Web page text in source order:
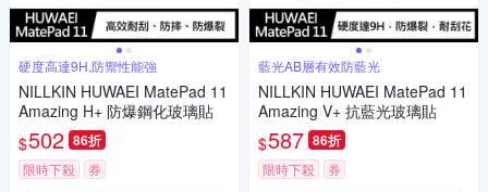
硬度高達9H,防禦性能強
NILLKIN HUWAEI MatePad 11
Amazing H+ 防爆鋼化玻璃貼
$502 86折
限時下殺 券
藍光AB層有效防藍光
NILLKIN HUWAEI MatePad 11
Amazing V+ 抗藍光玻璃貼
$587 86折
限時下殺 券